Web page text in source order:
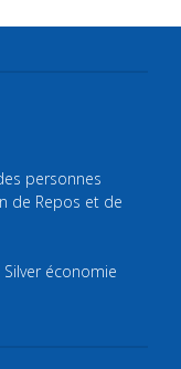
personnes
de Repos et de
économie